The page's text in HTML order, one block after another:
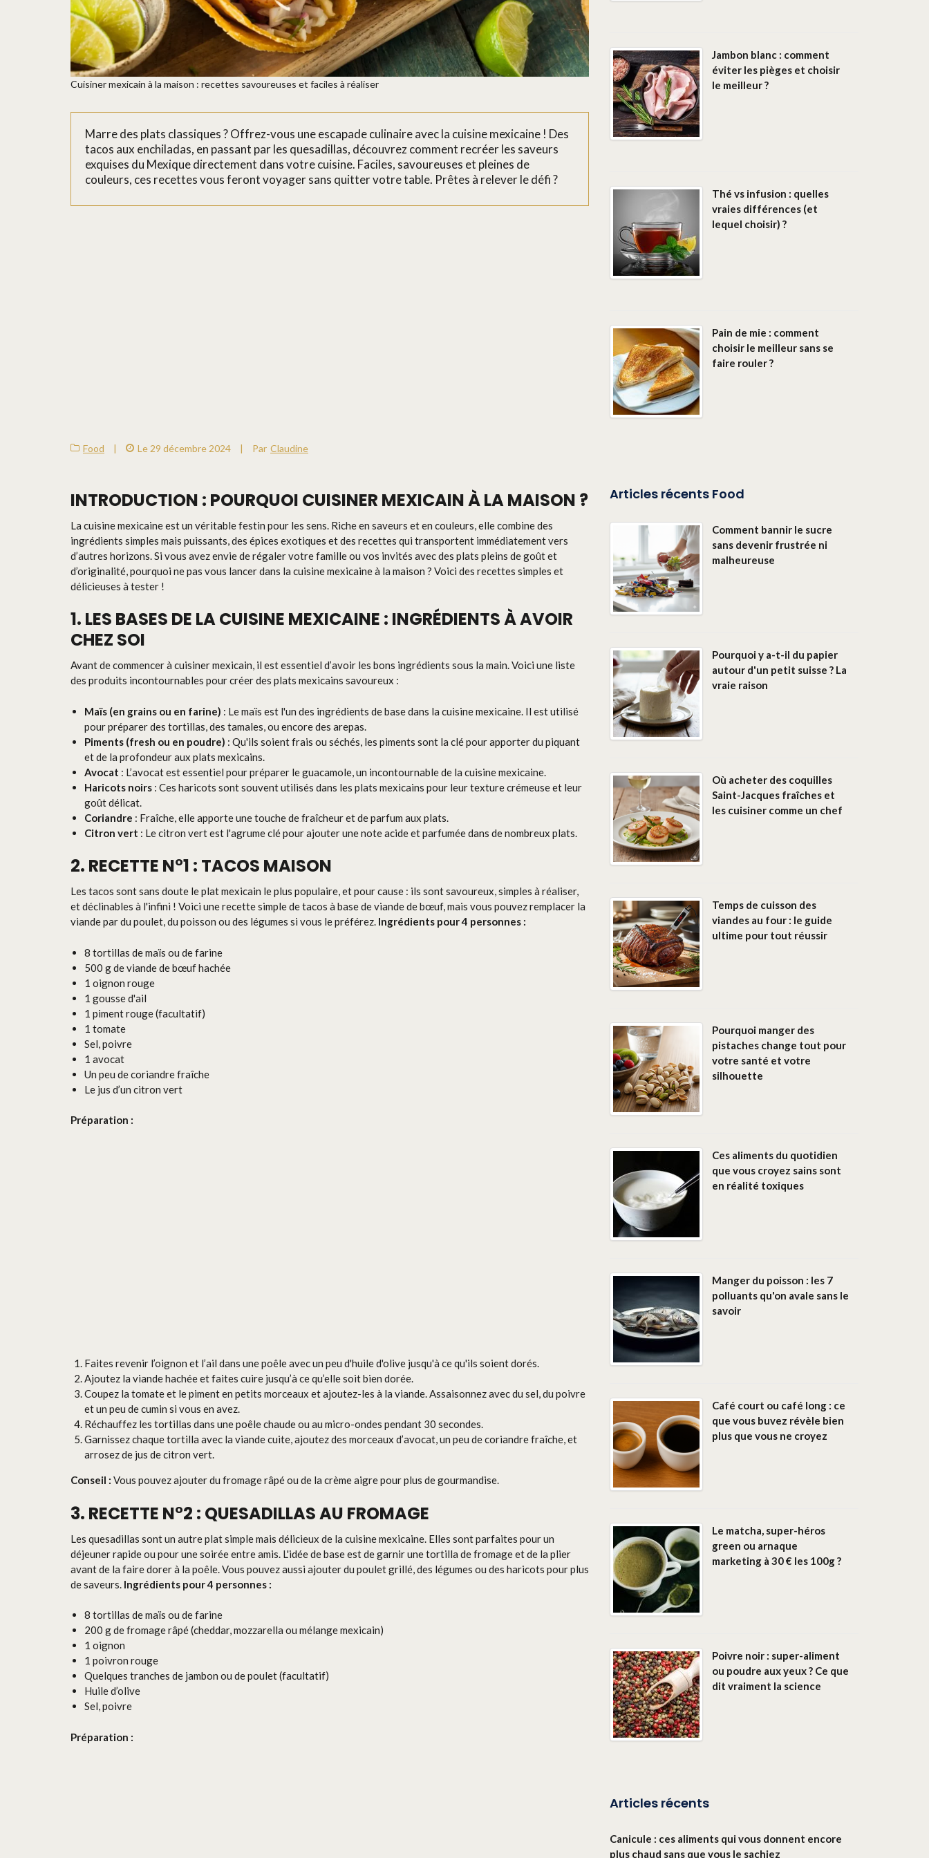
Cuisiner mexicain à la maison : recettes savoureuses et faciles à réaliser
Marre des plats classiques ? Offrez-vous une escapade culinaire avec la cuisine mexicaine ! Des
tacos aux enchiladas, en passant par les quesadillas, découvrez comment recréer les saveurs
exquises du Mexique directement dans votre cuisine. Faciles, savoureuses et pleines de
couleurs, ces recettes vous feront voyager sans quitter votre table. Prêtes à relever le défi ?
Food | Le 29 décembre 2024 | Par Claudine
INTRODUCTION : POURQUOI CUISINER MEXICAIN À LA MAISON ?
La cuisine mexicaine est un véritable festin pour les sens. Riche en saveurs et en couleurs, elle combine des
ingrédients simples mais puissants, des épices exotiques et des recettes qui transportent immédiatement vers
d’autres horizons. Si vous avez envie de régaler votre famille ou vos invités avec des plats pleins de goût et
d’originalité, pourquoi ne pas vous lancer dans la cuisine mexicaine à la maison ? Voici des recettes simples et
délicieuses à tester !
1. LES BASES DE LA CUISINE MEXICAINE : INGRÉDIENTS À AVOIR
CHEZ SOI
Avant de commencer à cuisiner mexicain, il est essentiel d’avoir les bons ingrédients sous la main. Voici une liste
des produits incontournables pour créer des plats mexicains savoureux :
Maïs (en grains ou en farine) : Le maïs est l'un des ingrédients de base dans la cuisine mexicaine. Il est utilisé
pour préparer des tortillas, des tamales, ou encore des arepas.
Piments (fresh ou en poudre) : Qu'ils soient frais ou séchés, les piments sont la clé pour apporter du piquant
et de la profondeur aux plats mexicains.
Avocat : L’avocat est essentiel pour préparer le guacamole, un incontournable de la cuisine mexicaine.
Haricots noirs : Ces haricots sont souvent utilisés dans les plats mexicains pour leur texture crémeuse et leur
goût délicat.
Coriandre : Fraîche, elle apporte une touche de fraîcheur et de parfum aux plats.
Citron vert : Le citron vert est l'agrume clé pour ajouter une note acide et parfumée dans de nombreux plats.
2. RECETTE N°1 : TACOS MAISON
Les tacos sont sans doute le plat mexicain le plus populaire, et pour cause : ils sont savoureux, simples à réaliser,
et déclinables à l'infini ! Voici une recette simple de tacos à base de viande de bœuf, mais vous pouvez remplacer la
viande par du poulet, du poisson ou des légumes si vous le préférez. Ingrédients pour 4 personnes :
8 tortillas de maïs ou de farine
500 g de viande de bœuf hachée
1 oignon rouge
1 gousse d'ail
1 piment rouge (facultatif)
1 tomate
Sel, poivre
1 avocat
Un peu de coriandre fraîche
Le jus d’un citron vert
Préparation :
Faites revenir l’oignon et l’ail dans une poêle avec un peu d'huile d'olive jusqu'à ce qu'ils soient dorés.
Ajoutez la viande hachée et faites cuire jusqu’à ce qu’elle soit bien dorée.
Coupez la tomate et le piment en petits morceaux et ajoutez-les à la viande. Assaisonnez avec du sel, du poivre
et un peu de cumin si vous en avez.
Réchauffez les tortillas dans une poêle chaude ou au micro-ondes pendant 30 secondes.
Garnissez chaque tortilla avec la viande cuite, ajoutez des morceaux d’avocat, un peu de coriandre fraîche, et
arrosez de jus de citron vert.
Conseil : Vous pouvez ajouter du fromage râpé ou de la crème aigre pour plus de gourmandise.
3. RECETTE N°2 : QUESADILLAS AU FROMAGE
Les quesadillas sont un autre plat simple mais délicieux de la cuisine mexicaine. Elles sont parfaites pour un
déjeuner rapide ou pour une soirée entre amis. L'idée de base est de garnir une tortilla de fromage et de la plier
avant de la faire dorer à la poêle. Vous pouvez aussi ajouter du poulet grillé, des légumes ou des haricots pour plus
de saveurs. Ingrédients pour 4 personnes :
8 tortillas de maïs ou de farine
200 g de fromage râpé (cheddar, mozzarella ou mélange mexicain)
1 oignon
1 poivron rouge
Quelques tranches de jambon ou de poulet (facultatif)
Huile d’olive
Sel, poivre
Préparation :
Jambon blanc : comment
éviter les pièges et choisir
le meilleur ?
Thé vs infusion : quelles
vraies différences (et
lequel choisir) ?
Pain de mie : comment
choisir le meilleur sans se
faire rouler ?
Articles récents Food
Comment bannir le sucre
sans devenir frustrée ni
malheureuse
Pourquoi y a-t-il du papier
autour d'un petit suisse ? La
vraie raison
Où acheter des coquilles
Saint-Jacques fraîches et
les cuisiner comme un chef
Temps de cuisson des
viandes au four : le guide
ultime pour tout réussir
Pourquoi manger des
pistaches change tout pour
votre santé et votre
silhouette
Ces aliments du quotidien
que vous croyez sains sont
en réalité toxiques
Manger du poisson : les 7
polluants qu'on avale sans le
savoir
Café court ou café long : ce
que vous buvez révèle bien
plus que vous ne croyez
Le matcha, super-héros
green ou arnaque
marketing à 30 € les 100g ?
Poivre noir : super-aliment
ou poudre aux yeux ? Ce que
dit vraiment la science
Articles récents
Canicule : ces aliments qui vous donnent encore
plus chaud sans que vous le sachiez